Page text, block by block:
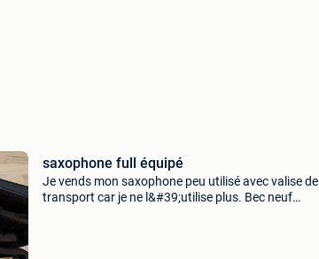
saxophone full équipé
Je vends mon saxophone peu utilisé avec valise de
transport car je ne l&#39;utilise plus. Bec neuf